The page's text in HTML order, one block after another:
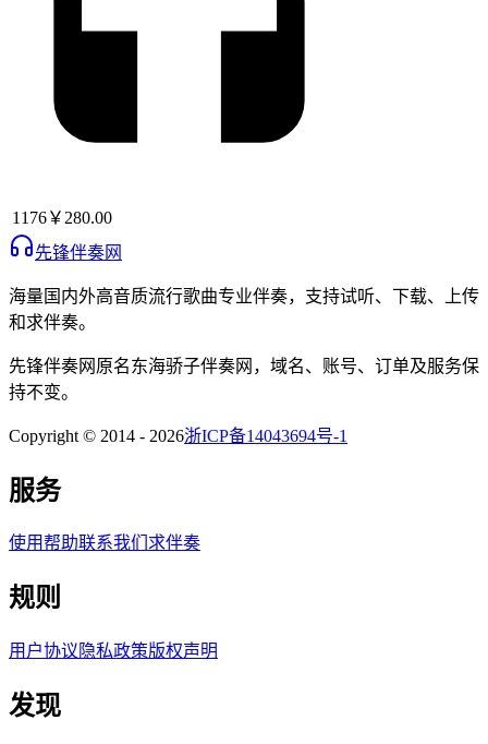
1176￥280.00
先锋伴奏网
海量国内外高音质流行歌曲专业伴奏，支持试听、下载、上传
和求伴奏。
先锋伴奏网 原名东海骄子伴奏网 ，域名、账号、订单及服务保
持不变。
Copyright © 2014 - 2026浙ICP备14043694号-1
服务
使用帮助联系我们 求伴奏
规则
用户协议 隐私政策版权声明
发现